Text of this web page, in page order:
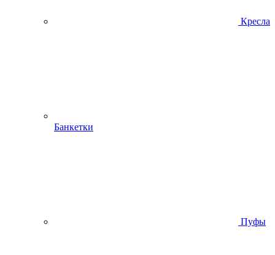
Кресла
Банкетки
Пуфы